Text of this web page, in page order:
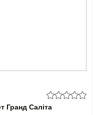
Гранд Саліта